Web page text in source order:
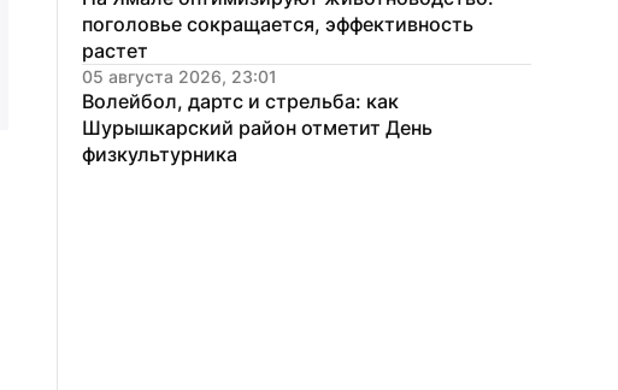
поголовье сокращается, эффективность
растет
05 августа 2026, 23:01
Волейбол, дартс и стрельба: как
Шурышкарский район отметит День
физкультурника